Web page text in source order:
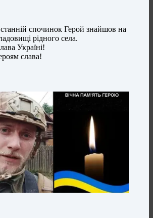
спочинок Герой знайшов на
рідного села.
Україні!
слава!